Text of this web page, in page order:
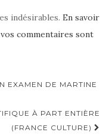
indésirables. En savoir
commentaires sont
EXAMEN DE MARTINE
À PART ENTIÈRE
(FRANCE CULTURE)